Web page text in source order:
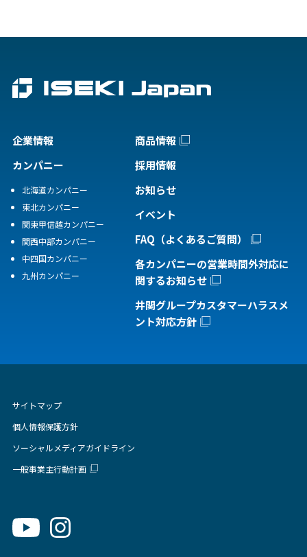
企業情報
カンパニー
北海道カンパニー
東北カンパニー
関東甲信越カンパニー
関西中部カンパニー
中四国カンパニー
九州カンパニー
商品情報
採用情報
お知らせ
イベント
FAQ（よくあるご質問）
各カンパニーの営業時間外対応に
関するお知らせ
井関グループカスタマーハラスメ
ント対応方針
サイトマップ
個人情報保護方針
ソーシャルメディアガイドライン
一般事業主行動計画